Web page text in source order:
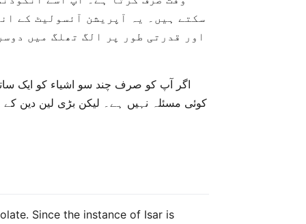
سکتے ہیں۔ یہ آپریشن آئسولیٹ کے
اور قدرتی طور پر الگ تھلگ میں
اگر آپ کو صرف چند سو اشیاء کو ایک
کوئی مسئلہ نہیں ہے۔ لیکن بڑی لین دین کے
Since the instance of Isar is